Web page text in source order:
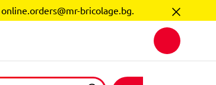
online.orders@mr-bricolage.bg.